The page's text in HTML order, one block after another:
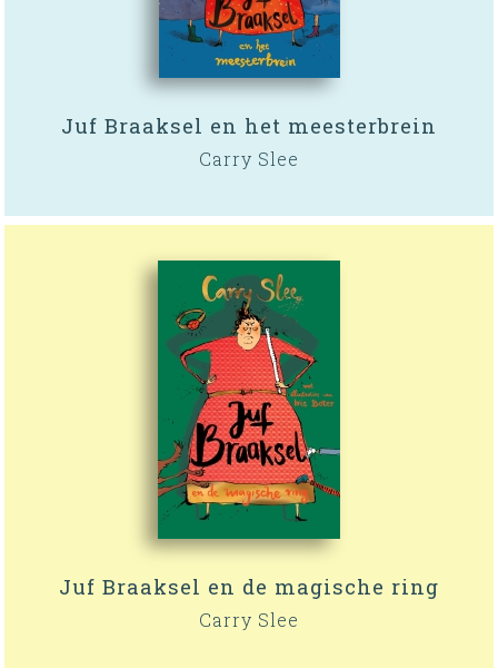
Juf Braaksel en het meesterbrein
Carry Slee
Juf Braaksel en de magische ring
Carry Slee